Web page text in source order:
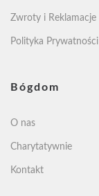
Zwroty i Reklamacje
Polityka Prywatności
Bógdom
O nas
Charytatywnie
Kontakt